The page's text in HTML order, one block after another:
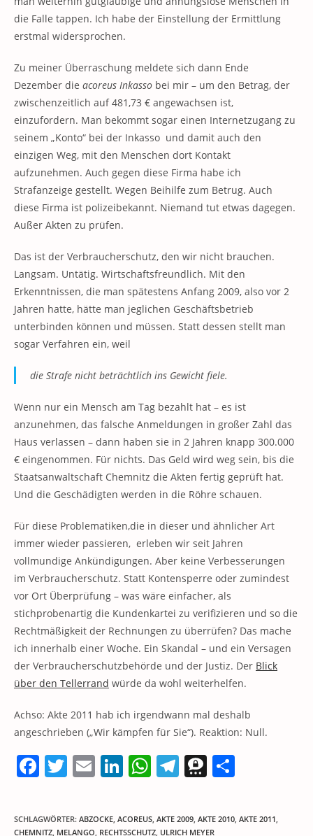
die Falle tappen. Ich habe der Einstellung der Ermittlung
erstmal widersprochen.
Zu meiner Überraschung meldete sich dann Ende
Dezember die acoreus Inkasso bei mir – um den Betrag, der
zwischenzeitlich auf 481,73 € angewachsen ist,
einzufordern. Man bekommt sogar einen Internetzugang zu
seinem „Konto“ bei der Inkasso und damit auch den
einzigen Weg, mit den Menschen dort Kontakt
aufzunehmen. Auch gegen diese Firma habe ich
Strafanzeige gestellt. Wegen Beihilfe zum Betrug. Auch
diese Firma ist polizeibekannt. Niemand tut etwas dagegen.
Außer Akten zu prüfen.
Das ist der Verbraucherschutz, den wir nicht brauchen.
Langsam. Untätig. Wirtschaftsfreundlich. Mit den
Erkenntnissen, die man spätestens Anfang 2009, also vor 2
Jahren hatte, hätte man jeglichen Geschäftsbetrieb
unterbinden können und müssen. Statt dessen stellt man
sogar Verfahren ein, weil
die Strafe nicht beträchtlich ins Gewicht fiele.
Wenn nur ein Mensch am Tag bezahlt hat – es ist
anzunehmen, das falsche Anmeldungen in großer Zahl das
Haus verlassen – dann haben sie in 2 Jahren knapp 300.000
€ eingenommen. Für nichts. Das Geld wird weg sein, bis die
Staatsanwaltschaft Chemnitz die Akten fertig geprüft hat.
Und die Geschädigten werden in die Röhre schauen.
Für diese Problematiken,die in dieser und ähnlicher Art
immer wieder passieren, erleben wir seit Jahren
vollmundige Ankündigungen. Aber keine Verbesserungen
im Verbraucherschutz. Statt Kontensperre oder zumindest
vor Ort Überprüfung – was wäre einfacher, als
stichprobenartig die Kundenkartei zu verifizieren und so die
Rechtmäßigkeit der Rechnungen zu überrüfen? Das mache
ich innerhalb einer Woche. Ein Skandal – und ein Versagen
der Verbraucherschutzbehörde und der Justiz. Der Blick
über den Tellerrand würde da wohl weiterhelfen.
Achso: Akte 2011 hab ich irgendwann mal deshalb
angeschrieben („Wir kämpfen für Sie“). Reaktion: Null.
F
c
T
itt
E
ai
Li
k
W
at
T
e
T
re le
SCHLAGWÖRTER: ABZOCKE, ACOREUS, AKTE 2009, AKTE 2010, AKTE 2011,
CHEMNITZ, MELANGO, RECHTSSCHUTZ, ULRICH MEYER